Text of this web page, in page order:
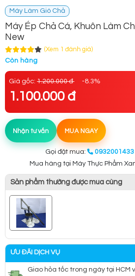
Máy Làm Giò Chả
Máy Ép Chả Cá, Khuôn Làm
New
(Xem 1 đánh giá)
Còn hàng
Giá gốc: 1.200.000 đ -8.3%
1.100.000 đ
Nhận tư vấn MUA NGAY
Gọi đặt mua: 0932001433
Mua hàng tại Máy Thực Phẩm
Sản phẩm thường được mua cùng
ƯU ĐÃI DỊCH VỤ
Giao hỏa tốc trong ngày tại HCM